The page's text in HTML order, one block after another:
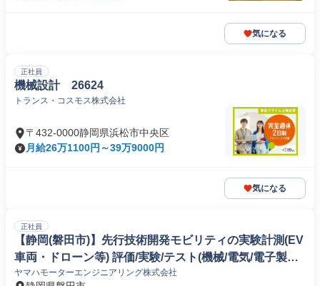
気になる
正社員
機械設計 26624
トランス・コスモス株式会社
〒432-0000静岡県浜松市中央区
月給26万1100円～39万9000円
気になる
正社員
【静岡(磐田市)】先行技術開発モビリティの実験計測(EV
車両・ドローン等) 評価/実験/テスト(機械/電気/電子製品
専門職)
ヤマハモーターエンジニアリング株式会社